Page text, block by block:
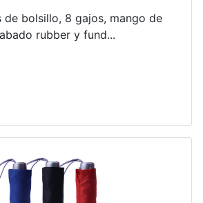
de bolsillo, 8 gajos, mango de
rubber y fund...